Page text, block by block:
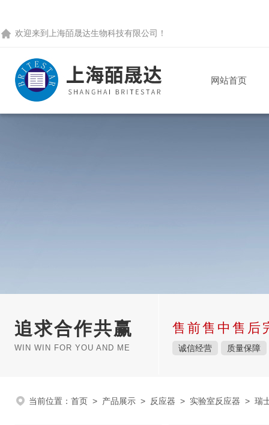
欢迎来到 上海皕晟达生物科技有限公司 ！
网站首页
追求合作共赢
WIN WIN FOR YOU AND ME
售前售中售后
诚信经营 质量保障
当前位置： 首页 > 产品展示 > 反应器 > 实验室反应器 > 瑞